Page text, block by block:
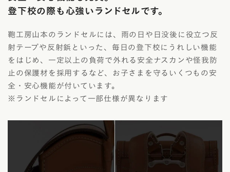
登下校の際も心強いランドセルです。
鞄工房山本のランドセルには、雨の日や日没後に役立つ反
射テープや反射鋲といった、毎日の登下校にうれしい機能
をはじめ、一定以上の負荷で外れる安全ナスカンや怪我防
止の保護材を採用するなど、お子さまを守るいくつもの安
全・安心機能が付いています。
※ランドセルによって一部仕様が異なります